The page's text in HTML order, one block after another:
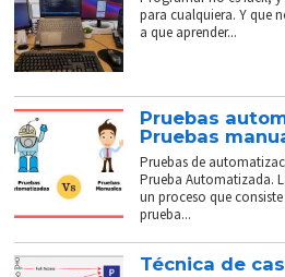
para cualquiera. Y que
a que aprender...
Pruebas
Pruebas
Pruebas de
Prueba Automatizada.
un proceso que
prueba...
Técnica de